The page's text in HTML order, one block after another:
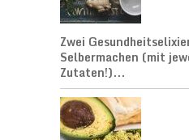
Zwei
Selbermachen (mit
Zutaten!)...